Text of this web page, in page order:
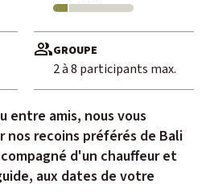
aventure sur-mesure ?
nous
d’observation
GROUPE
2 à 8 participants max.
entre amis, nous vous
nos recoins préférés de Bali
d'un chauffeur et
aux dates de votre